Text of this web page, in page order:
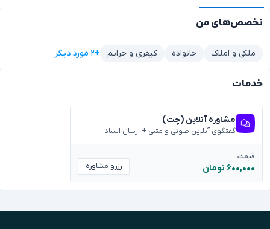
تخصص‌های من
ملکی و املاک خانواده کیفری و جرایم +۲ مورد دیگر
خدمات
مشاوره آنلاین (چت)
گفتگوی آنلاین صوتی و متنی + ارسال اسناد
قیمت
۶۰۰,۰۰۰ تومان رزرو مشاوره